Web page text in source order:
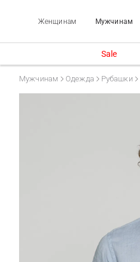
Женщинам Мужчинам
Sale
Мужчинам Одежда Рубашки